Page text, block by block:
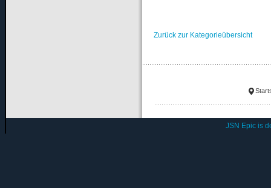
Zurück zur Kategorieübersicht
JSN Epic is